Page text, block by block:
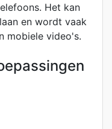
Het kan
en wordt vaak
mobiele video's.